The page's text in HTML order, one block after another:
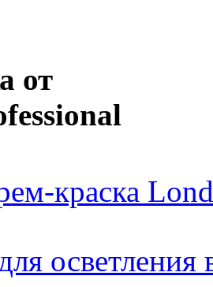
от
краска